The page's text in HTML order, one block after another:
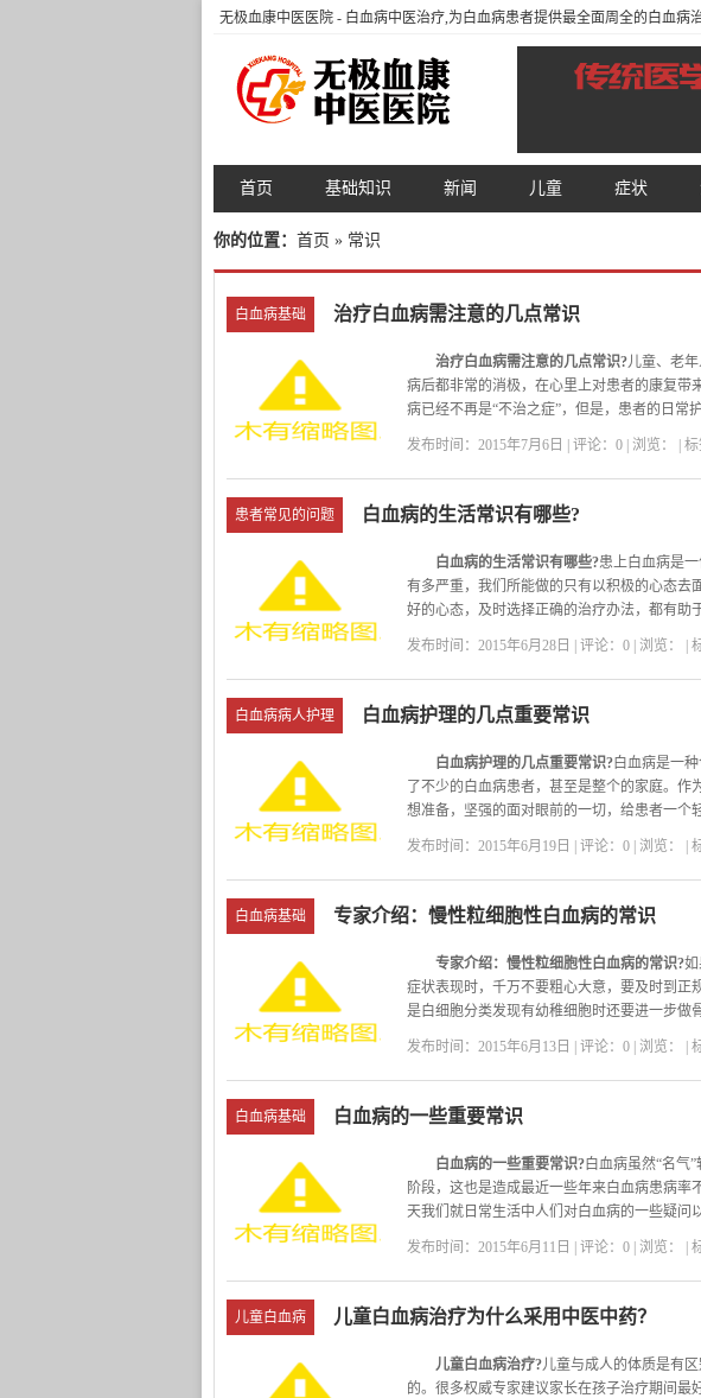
无极血康中医医院 - 白血病中医治疗,为白血病患者提供最全面周全的白血病
首页 基础知识 新闻 儿童 症状
你的位置： 首页 » 常识
白血病基础 治疗白血病需注意的几点常识
治疗白血病需注意的几点常识?儿童、老
病后都非常的消极，在心里上对患者的康复带
病已经不再是“不治之症”，但是，患者的日常
治疗白血病需注意的几点常识：
在白血病发生的早期症
理治疗，细胞功能得到恢复，白血病得到治疗
功能，就难治了。所以应尽早治疗。
发布时间：2015年7月6日 | 评论：0 | 浏览： |
患者常见的问题 白血病的生活常识有哪些?
白血病的生活常识有哪些?患上白血病是
有多严重，我们所能做的只有以积极的心态去
好的心态，及时选择正确的治疗办法，都有助
常识呢？
白血病的生活常识有哪些?
1、白血病患者合理安排饮食：白血病患
夜或已经变质的食品;新鲜水果必须洗净、削皮
用;对病前有习惯性便秘者，应注意补充富含纤
每日的排便通畅，以防便秘导致痔疮加重或
好、易消化吸收的动物性蛋白和豆类蛋白质，
补充身体对蛋白质的需要。 白血病患者应食
抵抗力和全身免疫功能。此外，还应多吃含铁
发布时间：2015年6月28日 | 评论：0 | 浏览： |
白血病病人护理 白血病护理的几点重要常识
白血病护理的几点重要常识?白血病是一
了不少的白血病患者，甚至是整个的家庭。
想准备，坚强的面对眼前的一切，给患者一个
患者。
白血病护理的几点重要常识——
1、预防感染：
发布时间：2015年6月19日 | 评论：0 | 浏览： |
白血病基础 专家介绍：慢性粒细胞性白血病的常识
专家介绍：慢性粒细胞性白血病的常识?
症状表现时，千万不要粗心大意，要及时到正
是白细胞分类发现有幼稚细胞时还要进一步做
的诊治。
全面认识：慢性粒细胞性白血病
无极血康医院血液病专家表示，血液病中的
慢，往往会因患者对自己身体的不重视而不能
发布时间：2015年6月13日 | 评论：0 | 浏览： |
识
白血病基础 白血病的一些重要常识
白血病的一些重要常识?白血病虽然“名气
阶段，这也是造成最近一些年来白血病患病
天我们就日常生活中人们对白血病的一些疑问
白血病的一些重要常识——
发布时间：2015年6月11日 | 评论：0 | 浏览： |
儿童白血病 儿童白血病治疗为什么采用中医中药？
儿童白血病治疗?儿童与成人的体质是有
的。很多权威专家建议家长在孩子治疗期间最